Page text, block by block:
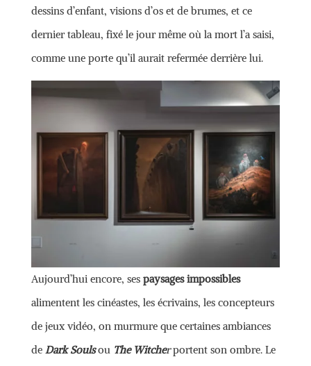
dessins d’enfant, visions d’os et de brumes, et ce
dernier tableau, fixé le jour même où la mort l’a saisi,
comme une porte qu’il aurait refermée derrière lui.
Aujourd’hui encore, ses paysages impossibles
alimentent les cinéastes, les écrivains, les concepteurs
de jeux vidéo, on murmure que certaines ambiances
de Dark Soulsou The Witcherportent son ombre. Le